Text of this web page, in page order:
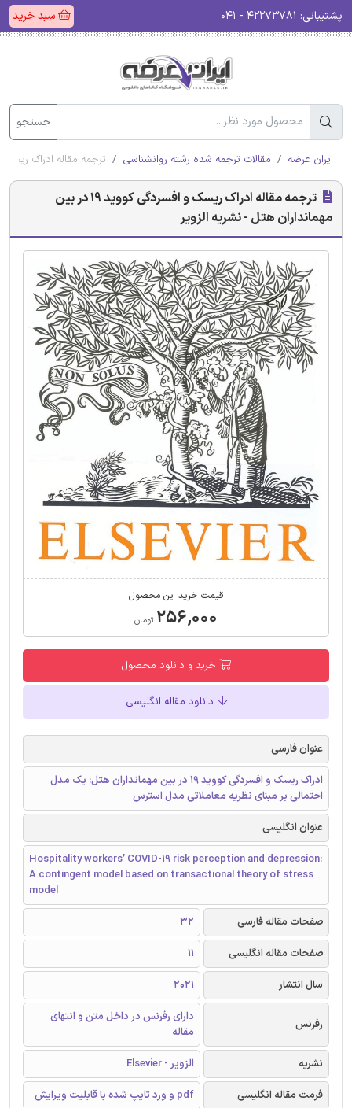
پشتیبانی: سبد خرید
جستجو
ایران عرضه مقالات ترجمه شده رشته روانشناسی ترجمه مقاله ادراک ریسک و افسردگی کووید 19
ترجمه مقاله ادراک ریسک و افسردگی کووید 19 در بین
مهمانداران هتل - نشریه الزویر
قیمت خرید این محصول
۲۵۶,۰۰۰ تومان
خرید و دانلود محصول
دانلود مقاله انگلیسی
عنوان فارسی
ادراک ریسک و افسردگی کووید 19 در بین مهمانداران هتل: یک مدل
احتمالی بر مبنای نظریه معاملاتی مدل استرس
عنوان انگلیسی
Hospitality workers’ COVID-19 risk perception and depression:
A contingent model based on transactional theory of stress
model
صفحات مقاله فارسی
32
صفحات مقاله انگلیسی
11
سال انتشار
2021
رفرنس
دارای رفرنس در داخل متن و انتهای
مقاله
نشریه
الزویر - Elsevier
فرمت مقاله انگلیسی
pdf و ورد تایپ شده با قابلیت ویرایش